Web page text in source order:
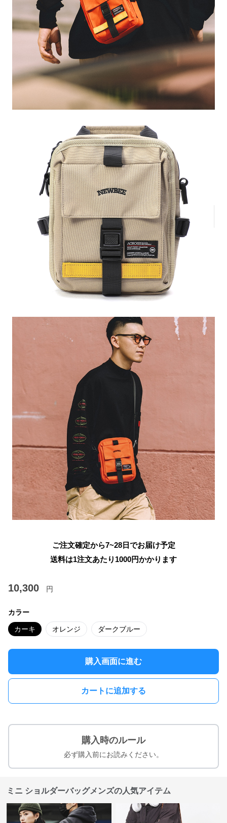
ご注文確定から7~28日でお届け予定
送料は1注文あたり 1000円かかります
10,300 円
カラー
カーキ オレンジ ダークブルー
購入画面に進む
カートに追加する
購入時のルール
必ず購入前にお読みください。
ミニ ショルダーバッグメンズの人気アイテム